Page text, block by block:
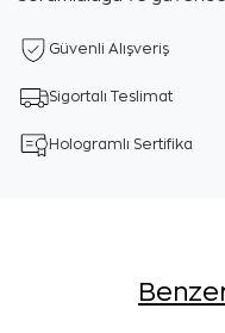
Güvenli Alışveriş
Sigortalı Teslimat
Hologramlı Sertifika